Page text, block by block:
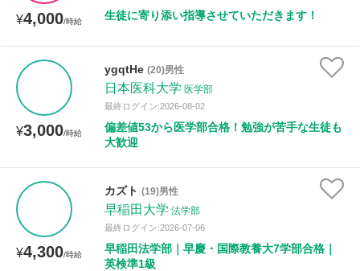
¥4,000/時給 生徒に寄り添い指導させていただきます！
¥3,000/時給
ygqtHe (20)男性
日本医科大学 医学部
最終ログイン:2026-08-02
偏差値53から医学部合格！勉強が苦手な生徒も
大歓迎
¥4,300/時給
カズト (19)男性
早稲田大学 法学部
最終ログイン:2026-07-06
早稲田法学部｜早慶・国際教養大7学部合格｜
英検準1級